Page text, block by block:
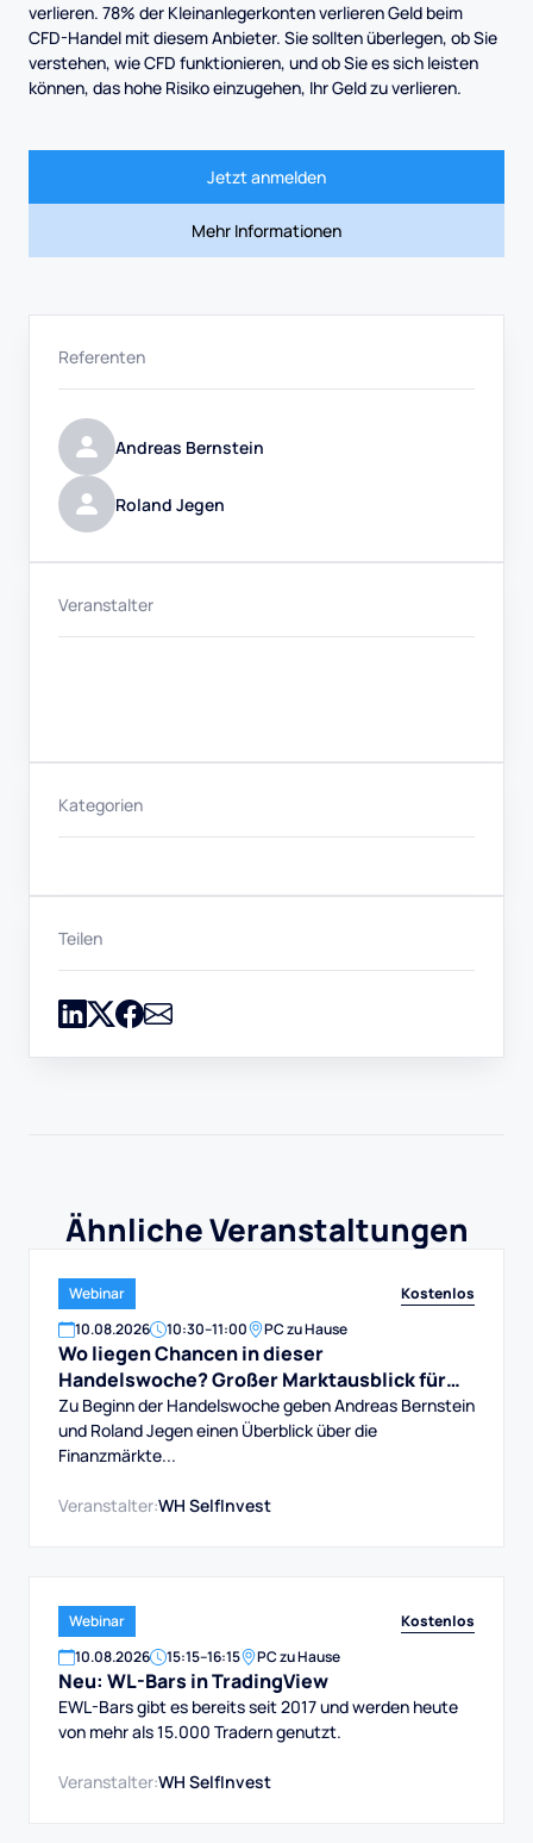
verlieren. 78% der Kleinanlegerkonten verlieren Geld beim
CFD-Handel mit diesem Anbieter. Sie sollten überlegen, ob Sie
verstehen, wie CFD funktionieren, und ob Sie es sich leisten
können, das hohe Risiko einzugehen, Ihr Geld zu verlieren.
Jetzt anmelden
Mehr Informationen
Referenten
Andreas Bernstein
Roland Jegen
Veranstalter
Kategorien
Teilen
Ähnliche Veranstaltungen
Webinar
Kostenlos
10.08.2026 10:30–11:00 PC zu Hause
Wo liegen Chancen in dieser
Handelswoche? Großer Marktausblick für
DAX, Dow, Gold und Aktien
Zu Beginn der Handelswoche geben Andreas Bernstein
und Roland Jegen einen Überblick über die
Finanzmärkte...
Veranstalter:WH SelfInvest
Webinar
Kostenlos
10.08.2026 15:15–16:15 PC zu Hause
Neu: WL-Bars in TradingView
EWL-Bars gibt es bereits seit 2017 und werden heute
von mehr als 15.000 Tradern genutzt.
Veranstalter:WH SelfInvest